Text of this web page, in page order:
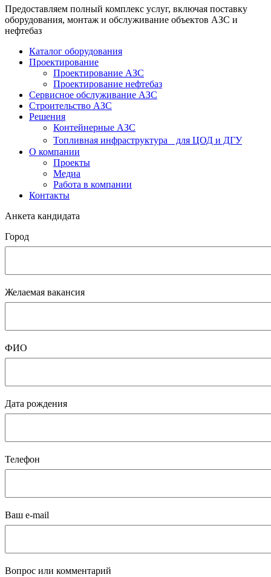
Предоставляем полный комплекс услуг, включая поставку
оборудования, монтаж и обслуживание объектов АЗС и
нефтебаз
Каталог оборудования
Проектирование
Проектирование АЗС
Проектирование нефтебаз
Cервисное обслуживание АЗС
Строительство АЗС
Решения
Контейнерные АЗС
Топливная инфраструктура для ЦОД и ДГУ
О компании
Проекты
Медиа
Работа в компании
Контакты
Анкета кандидата
Город
Желаемая вакансия
ФИО
Дата рождения
Телефон
Ваш e-mail
Вопрос или комментарий